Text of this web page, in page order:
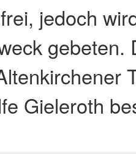
jedoch
gebeten.
Gieleroth